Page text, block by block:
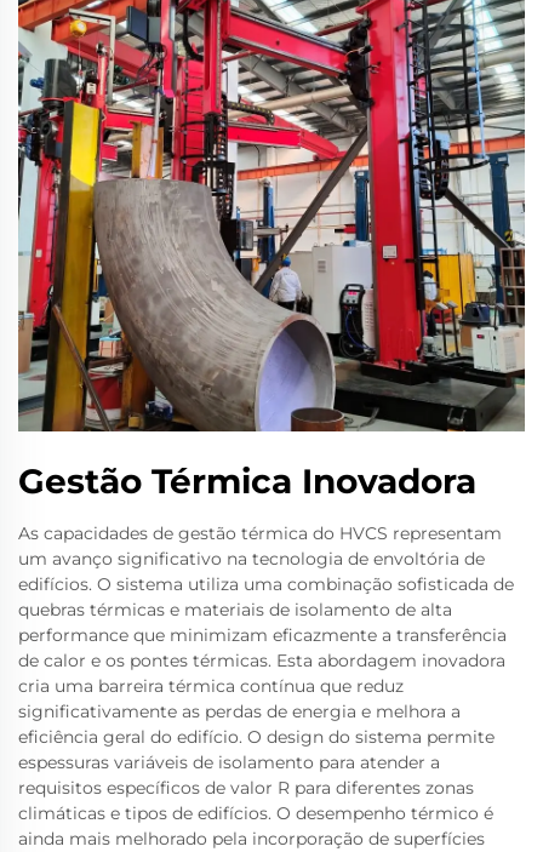
Gestão Térmica Inovadora
As capacidades de gestão térmica do HVCS representam
um avanço significativo na tecnologia de envoltória de
edifícios. O sistema utiliza uma combinação sofisticada de
quebras térmicas e materiais de isolamento de alta
performance que minimizam eficazmente a transferência
de calor e os pontes térmicas. Esta abordagem inovadora
cria uma barreira térmica contínua que reduz
significativamente as perdas de energia e melhora a
eficiência geral do edifício. O design do sistema permite
espessuras variáveis de isolamento para atender a
requisitos específicos de valor R para diferentes zonas
climáticas e tipos de edifícios. O desempenho térmico é
ainda mais melhorado pela incorporação de superfícies